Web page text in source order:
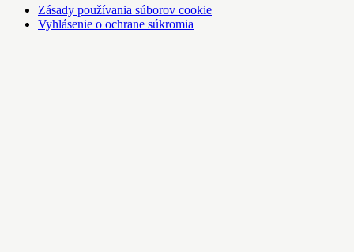
Zásady používania súborov cookie
Vyhlásenie o ochrane súkromia